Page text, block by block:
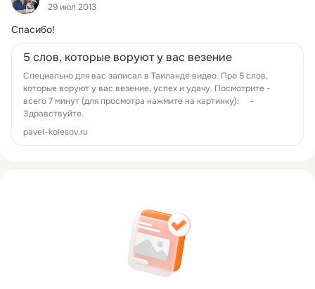
29 июл 2013
Спасибо!
5 слов, которые воруют у вас везение
Специально для вас записал в Таиланде видео. Про 5 слов,
которые воруют у вас везение, успех и удачу. Посмотрите -
всего 7 минут (для просмотра нажмите на картинку): -
Здравствуйте.
pavel-kolesov.ru